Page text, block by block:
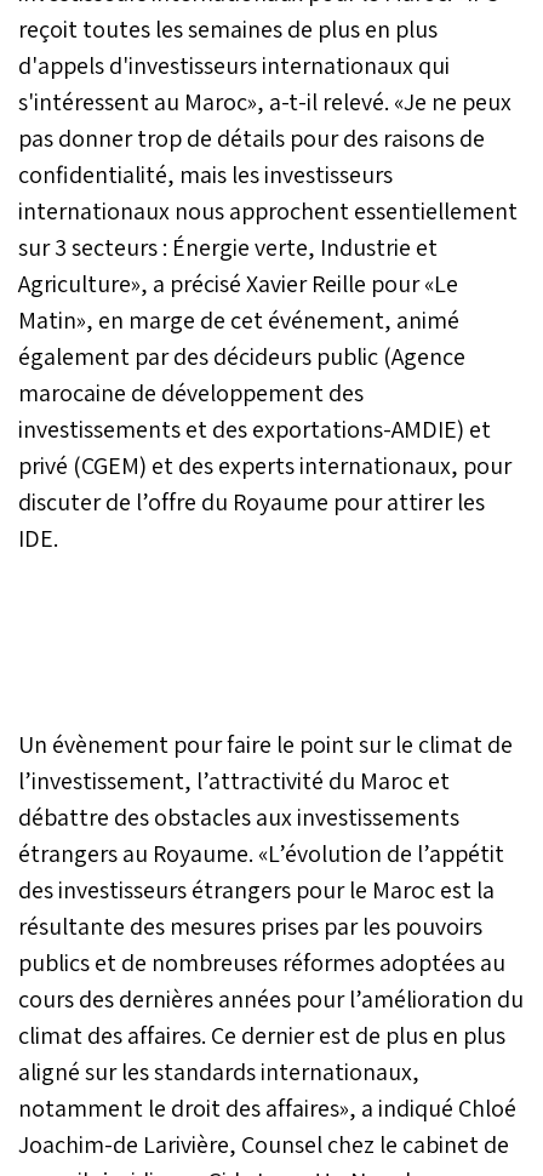
reçoit toutes les semaines de plus en plus
d'appels d'investisseurs internationaux qui
s'intéressent au Maroc», a-t-il relevé. «Je ne peux
pas donner trop de détails pour des raisons de
confidentialité, mais les investisseurs
internationaux nous approchent essentiellement
sur 3 secteurs : Énergie verte, Industrie et
Agriculture», a précisé Xavier Reille pour «Le
Matin», en marge de cet événement, animé
également par des décideurs public (Agence
marocaine de développement des
investissements et des exportations-AMDIE) et
privé (CGEM) et des experts internationaux, pour
discuter de l’offre du Royaume pour attirer les
IDE.
Un évènement pour faire le point sur le climat de
l’investissement, l’attractivité du Maroc et
débattre des obstacles aux investissements
étrangers au Royaume. «L’évolution de l’appétit
des investisseurs étrangers pour le Maroc est la
résultante des mesures prises par les pouvoirs
publics et de nombreuses réformes adoptées au
cours des dernières années pour l’amélioration du
climat des affaires. Ce dernier est de plus en plus
aligné sur les standards internationaux,
notamment le droit des affaires», a indiqué Chloé
Joachim-de Larivière, Counsel chez le cabinet de